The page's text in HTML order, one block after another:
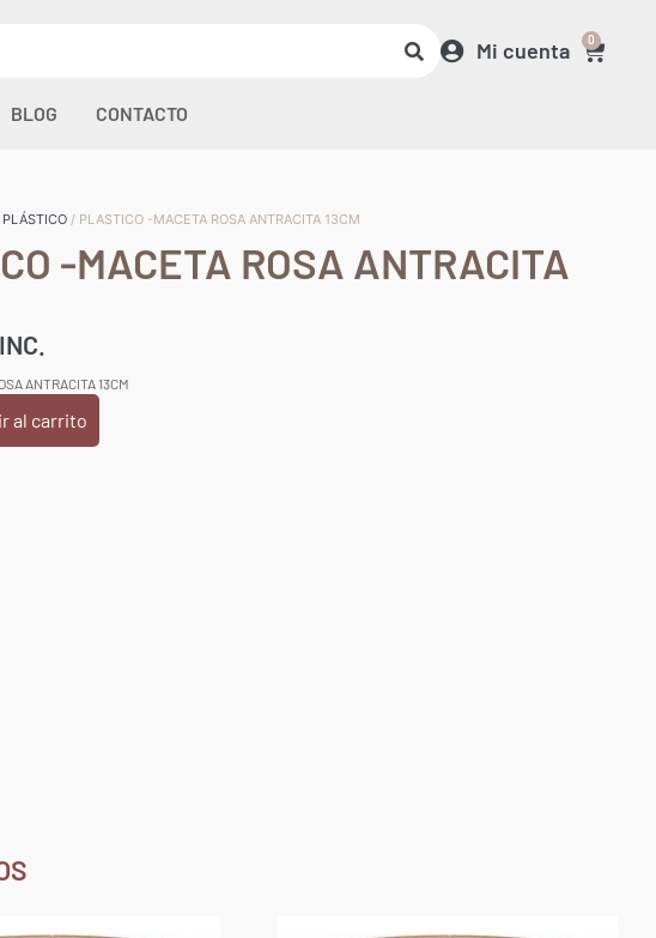
Mi cuenta 0
BLOG CONTACTO
PLÁSTICO / PLASTICO -MACETA ROSA ANTRACITA 13CM
-MACETA ROSA ANTRACITA
ANTRACITA 13CM
al carrito